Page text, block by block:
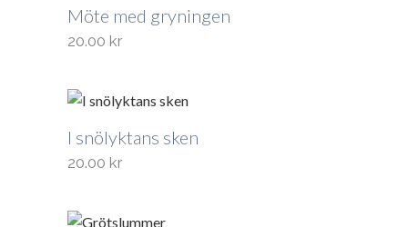
Möte med gryningen
20.00 kr
I snölyktans sken
20.00 kr